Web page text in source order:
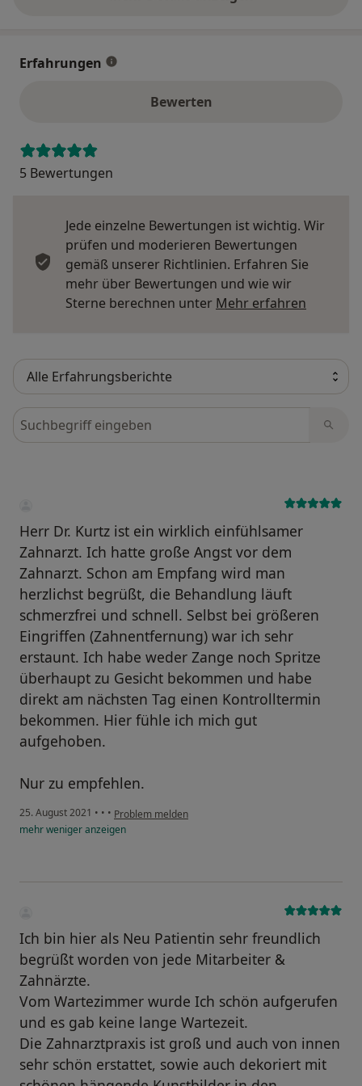
Erfahrungen
Bewerten
5 Bewertungen
Jede einzelne Bewertungen ist wichtig. Wir
prüfen und moderieren Bewertungen
gemäß unserer Richtlinien. Erfahren Sie
mehr über Bewertungen und wie wir
Sterne berechnen unter Mehr erfahren
Bewertungen durchsuchen
Herr Dr. Kurtz ist ein wirklich einfühlsamer
Zahnarzt. Ich hatte große Angst vor dem
Zahnarzt. Schon am Empfang wird man
herzlichst begrüßt, die Behandlung läuft
schmerzfrei und schnell. Selbst bei größeren
Eingriffen (Zahnentfernung) war ich sehr
erstaunt. Ich habe weder Zange noch Spritze
überhaupt zu Gesicht bekommen und habe
direkt am nächsten Tag einen Kontrolltermin
bekommen. Hier fühle ich mich gut
aufgehoben.
Nur zu empfehlen.
25. August 2021 • • • Problem melden
mehrwenigeranzeigen
Ich bin hier als Neu Patientin sehr freundlich
begrüßt worden von jede Mitarbeiter &
Zahnärzte.
Vom Wartezimmer wurde Ich schön aufgerufen
und es gab keine lange Wartezeit.
Die Zahnarztpraxis ist groß und auch von innen
sehr schön erstattet, sowie auch dekoriert mit